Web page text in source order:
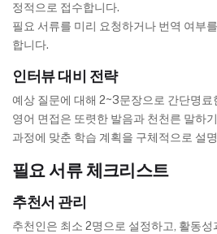
정적으로 접수합니다.
필요 서류를 미리 요청하거나 번역 여부
합니다.
인터뷰 대비 전략
예상 질문에 대해 2~3문장으로 간단명료
영어 면접은 또렷한 발음과 천천른 말하
과정에 맞춘 학습 계획을 구체적으로 설
필요 서류 체크리스트
추천서 관리
추천인은 최소 2명으로 설정하고, 활동